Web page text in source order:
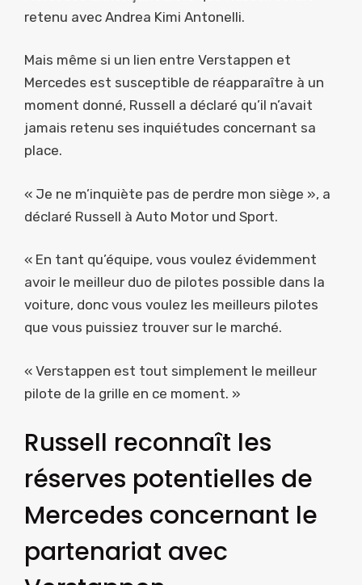
retenu avec Andrea Kimi Antonelli.
Mais même si un lien entre Verstappen et
Mercedes est susceptible de réapparaître à un
moment donné, Russell a déclaré qu’il n’avait
jamais retenu ses inquiétudes concernant sa
place.
« Je ne m’inquiète pas de perdre mon siège », a
déclaré Russell à Auto Motor und Sport.
« En tant qu’équipe, vous voulez évidemment
avoir le meilleur duo de pilotes possible dans la
voiture, donc vous voulez les meilleurs pilotes
que vous puissiez trouver sur le marché.
« Verstappen est tout simplement le meilleur
pilote de la grille en ce moment. »
Russell reconnaît les
réserves potentielles de
Mercedes concernant le
partenariat avec